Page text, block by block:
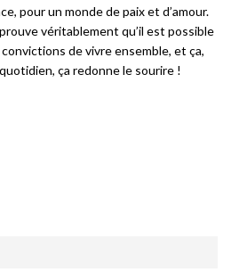
pour un monde de paix et d’amour.
véritablement qu’il est possible
de vivre ensemble, et ça,
ça redonne le sourire !